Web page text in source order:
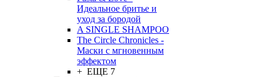
Идеальное бритье и
уход за бородой
A SINGLE SHAMPOO
The Circle Chronicles -
Маски с мгновенным
эффектом
+ ЕЩЕ 7